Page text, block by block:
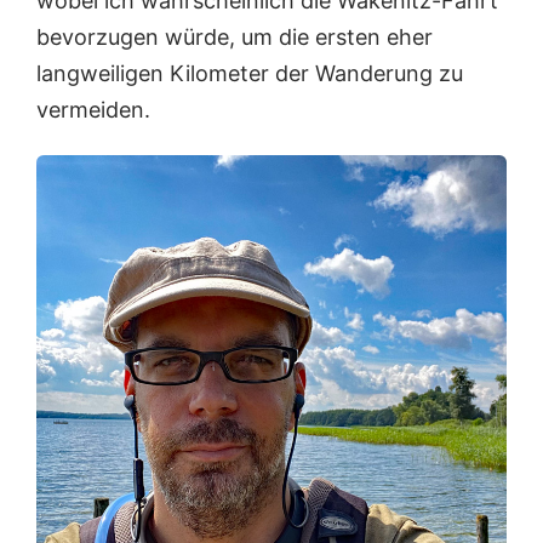
bevorzugen würde, um die ersten eher
langweiligen Kilometer der Wanderung zu
vermeiden.